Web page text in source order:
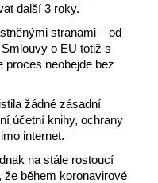
další 3 roky.
stranami – od
o EU totiž s
proces neobejde bez
žádné zásadní
účetní knihy, ochrany
internet.
na stále rostoucí
že během koronavirové